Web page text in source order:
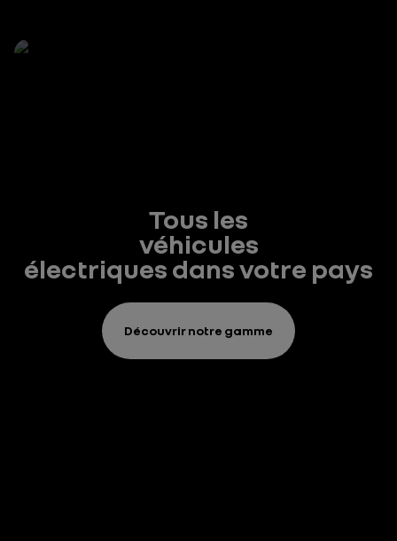
Tous les
véhicules
électriques dans votre pays
Découvrir notre gamme